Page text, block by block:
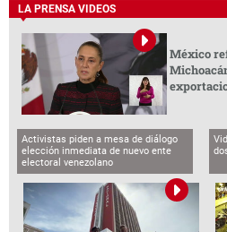
LA PRENSA VIDEOS
México
Activistas piden a mesa de diálogo
elección inmediata de nuevo ente
electoral venezolano